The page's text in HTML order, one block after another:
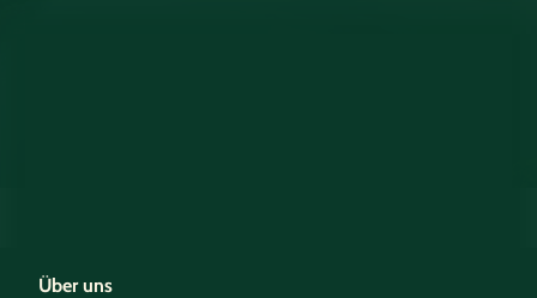
Über uns